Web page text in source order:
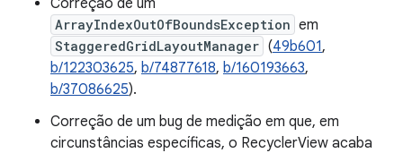
Correção de um
ArrayIndexOutOfBoundsException em
StaggeredGridLayoutManager (49b601,
b/122303625, b/74877618, b/160193663,
b/37086625).
Correção de um bug de medição em que, em
circunstâncias específicas, o RecyclerView acaba